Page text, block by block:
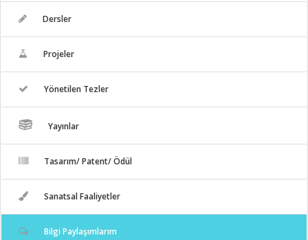
Dersler
Projeler
Yönetilen Tezler
Yayınlar
Tasarım/ Patent/ Ödül
Sanatsal Faaliyetler
Bilgi Paylaşımlarım